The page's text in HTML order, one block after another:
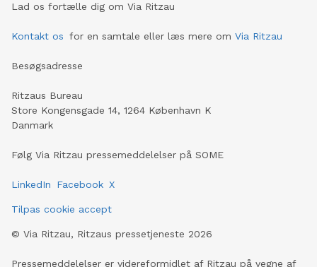
Lad os fortælle dig om Via Ritzau
Kontakt os for en samtale eller læs mere om Via Ritzau
Besøgsadresse
Ritzaus Bureau
Store Kongensgade 14, 1264 København K
Danmark
Følg Via Ritzau pressemeddelelser på SOME
LinkedIn Facebook X
Tilpas cookie accept
© Via Ritzau, Ritzaus pressetjeneste 2026
Pressemeddelelser er videreformidlet af Ritzau på vegne af